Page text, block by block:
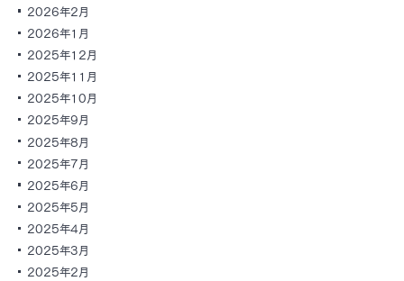
2026年2月
2026年1月
2025年12月
2025年11月
2025年10月
2025年9月
2025年8月
2025年7月
2025年6月
2025年5月
2025年4月
2025年3月
2025年2月